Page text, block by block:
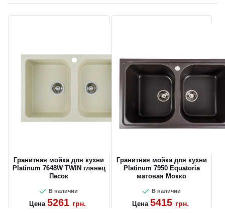
Гранитная мойка для кухни
Platinum 7648W TWIN глянец
Песок
В наличии
Цена 5261 грн.
Гранитная мойка для кухни
Platinum 7950 Equatoria
матовая Мокко
В наличии
Цена 5415 грн.